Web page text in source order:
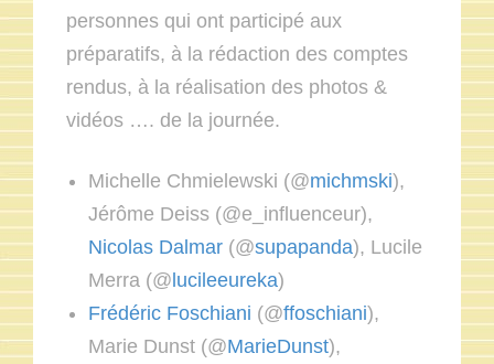
personnes qui ont participé aux
préparatifs, à la rédaction des comptes
rendus, à la réalisation des photos &
vidéos …. de la journée.
Michelle Chmielewski (@michmski),
Jérôme Deiss (@e_influenceur),
Nicolas Dalmar (@supapanda), Lucile
Merra (@lucileeureka)
Frédéric Foschiani (@ffoschiani),
Marie Dunst (@MarieDunst),